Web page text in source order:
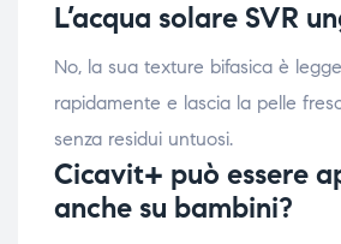
L’acqua solare SVR
No, la sua texture bifasica è
rapidamente e lascia la pelle
senza residui untuosi.
Cicavit+ può essere
anche su bambini?